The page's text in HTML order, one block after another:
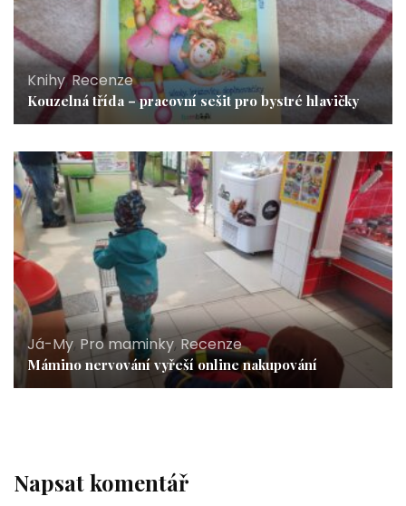
Knihy,Recenze
Kouzelná třída – pracovní sešit pro bystré hlavičky
Já-My, Pro maminky, Recenze
Mámino nervování vyřeší online nakupování
Napsat komentář